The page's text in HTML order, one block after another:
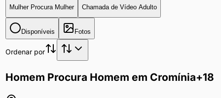
Mulher Procura Mulher Chamada de Vídeo Adulto
Disponíveis Fotos
Ordenar por
Homem Procura Homem em Cromínia+18